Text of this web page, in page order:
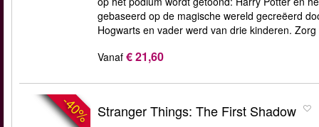
gebaseerd op de magische wereld gecreëerd
Hogwarts en vader werd van drie kinderen.
Vanaf € 21,60
-40% Stranger Things: The First Shadow